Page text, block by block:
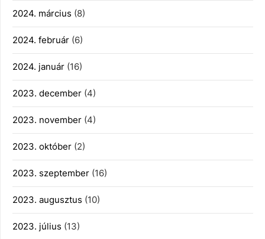
2024. március (8)
2024. február (6)
2024. január (16)
2023. december (4)
2023. november (4)
2023. október (2)
2023. szeptember (16)
2023. augusztus (10)
2023. július (13)